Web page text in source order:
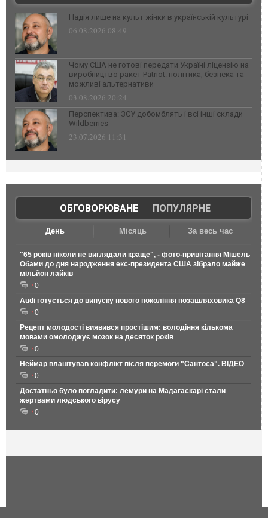
Надія лише на культ жінки в українській культурі
06.08.2026 08:49
Чому США не готові передати Україні ліцензію на
виробництво ракет Patriot: політика, безпека та
можливі альтернативи
03.08.2026 20:24
Перспектива: ЗСУ добомблять і всі інші склади
Wildberries
23.07.2026 11:31
ОБГОВОРЮВАНЕ| ПОПУЛЯРНЕ
День Місяць За весь час
"65 років ніколи не виглядали краще", - фото-привітання Мішель
Обами до дня народження екс-президента США зібрало майже
мільйон лайків
0
Audi готується до випуску нового покоління позашляховика Q8
0
Рецепт молодості виявився простішим: володіння кількома
мовами омолоджує мозок на десяток років
0
Неймар влаштував конфлікт після перемоги "Сантоса". ВІДЕО
0
Достатньо було погладити: лемури на Мадагаскарі стали
жертвами людського вірусу
0